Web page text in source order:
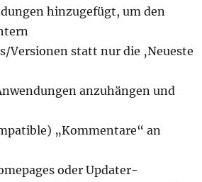
hinzugefügt, um den
Versionen statt nur die ‚Neueste
anzuhängen und
„Kommentare“ an
oder Updater-